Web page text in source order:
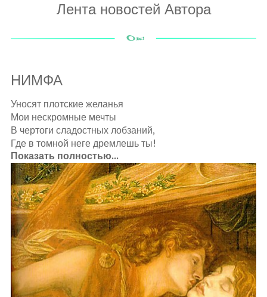
Лента новостей Автора
НИМФА
Уносят плотские желанья
Мои нескромные мечты
В чертоги сладостных лобзаний,
Где в томной неге дремлешь ты!
Эх, если б сбросить жизни груз
И снова юным обернуться
Без тягот прошлых и обуз,
К весне судьбы своей вернуться
Тогда, чтоб счастьем насладиться,
Не упустить тебя б я смог
Из рук, как дивную ЖАР-ПТИЦУ
Или, как АЛЕНЬКИЙ ЦВЕТОК!
Θ 2025-05-16 20:49:26
Показать полностью...